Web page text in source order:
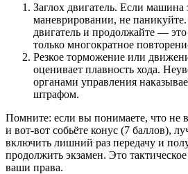
Заглох двигатель. Если машина
маневрировании, не
двигатель и продолжайте —
только многократное
Резкое торможение или
оценивает плавность хода.
органами управления
штрафом.
Помните: если вы понимаете, что не
и вот-вот собьёте конус (7 баллов),
включить лишний раз передачу и
продолжить экзамен. Это
ваши права.